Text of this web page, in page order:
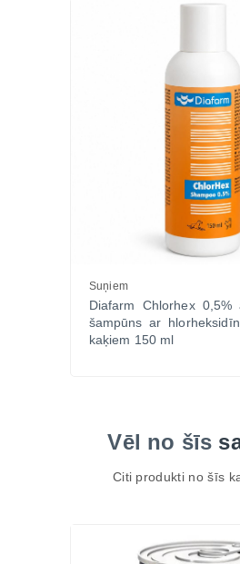
Suņiem
Diafarm Chlorhex 0,5%
šampūns ar
kaķiem 150 ml
Vēl no šīs
Citi produkti no šīs